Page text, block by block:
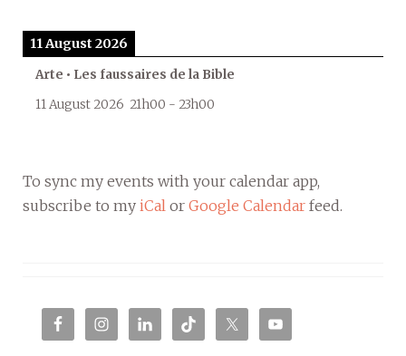
11 August 2026
Arte • Les faussaires de la Bible
11 August 2026 21h00 - 23h00
To sync my events with your calendar app,
subscribe to my iCal or Google Calendar feed.